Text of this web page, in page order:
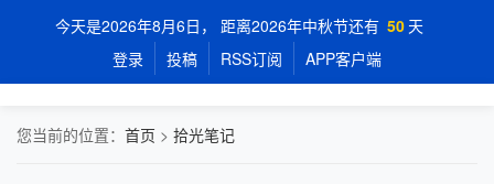
今天是2026年8月6日， 距离2026年中秋节还有 50 天
登录
投稿 RSS订阅 APP客户端
您当前的位置： 首页 > 拾光笔记